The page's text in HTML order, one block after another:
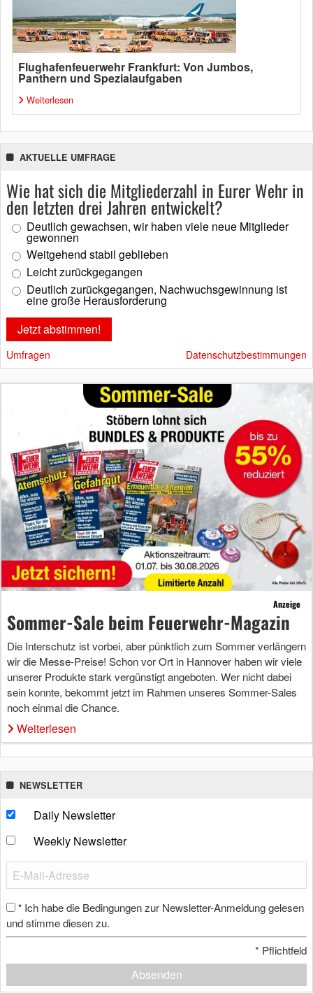
Flughafenfeuerwehr Frankfurt: Von Jumbos,
Panthern und Spezialaufgaben
Weiterlesen
AKTUELLE UMFRAGE
Wie hat sich die Mitgliederzahl in Eurer Wehr in
den letzten drei Jahren entwickelt?
Deutlich gewachsen, wir haben viele neue Mitglieder
gewonnen
Weitgehend stabil geblieben
Leicht zurückgegangen
Deutlich zurückgegangen, Nachwuchsgewinnung ist
eine große Herausforderung
Umfragen Datenschutzbestimmungen
Anzeige
Sommer-Sale beim Feuerwehr-Magazin
Die Interschutz ist vorbei, aber pünktlich zum Sommer verlängern
wir die Messe-Preise! Schon vor Ort in Hannover haben wir viele
unserer Produkte stark vergünstigt angeboten. Wer nicht dabei
sein konnte, bekommt jetzt im Rahmen unseres Sommer-Sales
noch einmal die Chance.
Weiterlesen
NEWSLETTER
Daily Newsletter
Weekly Newsletter
* Ich habe die Bedingungen zur Newsletter-Anmeldung gelesen
und stimme diesen zu.
* Pflichtfeld
Absenden